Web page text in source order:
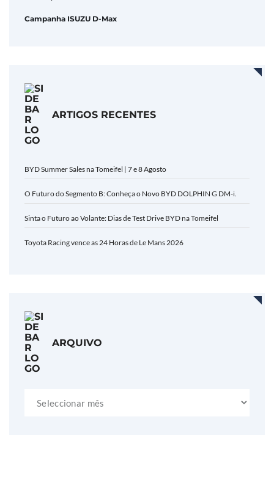
Campanha ISUZU D-Max
ARTIGOS RECENTES
BYD Summer Sales na Tomeifel | 7 e 8 Agosto
O Futuro do Segmento B: Conheça o Novo BYD DOLPHIN G DM-i.
Sinta o Futuro ao Volante: Dias de Test Drive BYD na Tomeifel
Toyota Racing vence as 24 Horas de Le Mans 2026
ARQUIVO